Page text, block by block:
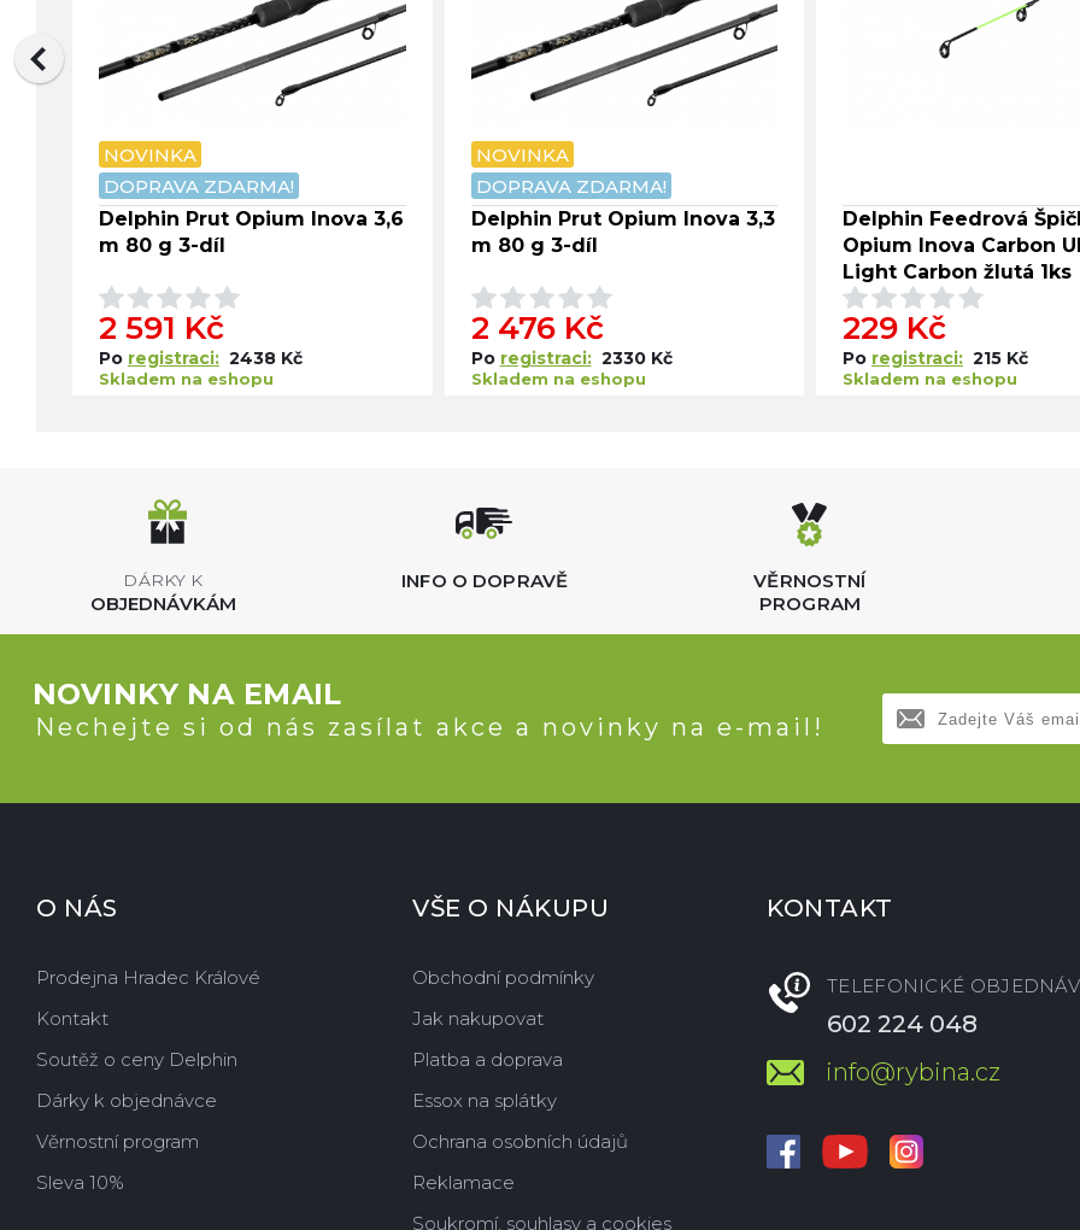
NOVINKA
DOPRAVA ZDARMA!
Delphin Prut Opium Inova 3,6
m 80 g 3-díl
2 591 Kč
Po registraci: 2438 Kč
Skladem na eshopu
NOVINKA
DOPRAVA ZDARMA!
Delphin Prut Opium Inova 3,3
m 80 g 3-díl
2 476 Kč
Po registraci: 2330 Kč
Skladem na eshopu
Delphin Feedrová
Opium Inova Carbon
Light Carbon žlutá 1ks
229 Kč
Po registraci: 215 Kč
Skladem na eshopu
DÁRKY K
OBJEDNÁVKÁM
INFO O DOPRAVĚ
VĚRNOSTNÍ
PROGRAM
NOVINKY NA EMAIL
Nechejte si od nás zasílat akce a novinky na e-mail!
O NÁS
Prodejna Hradec Králové
Kontakt
Soutěž o ceny Delphin
Dárky k objednávce
Věrnostní program
Sleva 10%
VŠE O NÁKUPU
Obchodní podmínky
Jak nakupovat
Platba a doprava
Essox na splátky
Ochrana osobních údajů
Reklamace
Soukromí, souhlasy a cookies
KONTAKT
TELEFONICKÉ
602 224 048
info@rybina.cz